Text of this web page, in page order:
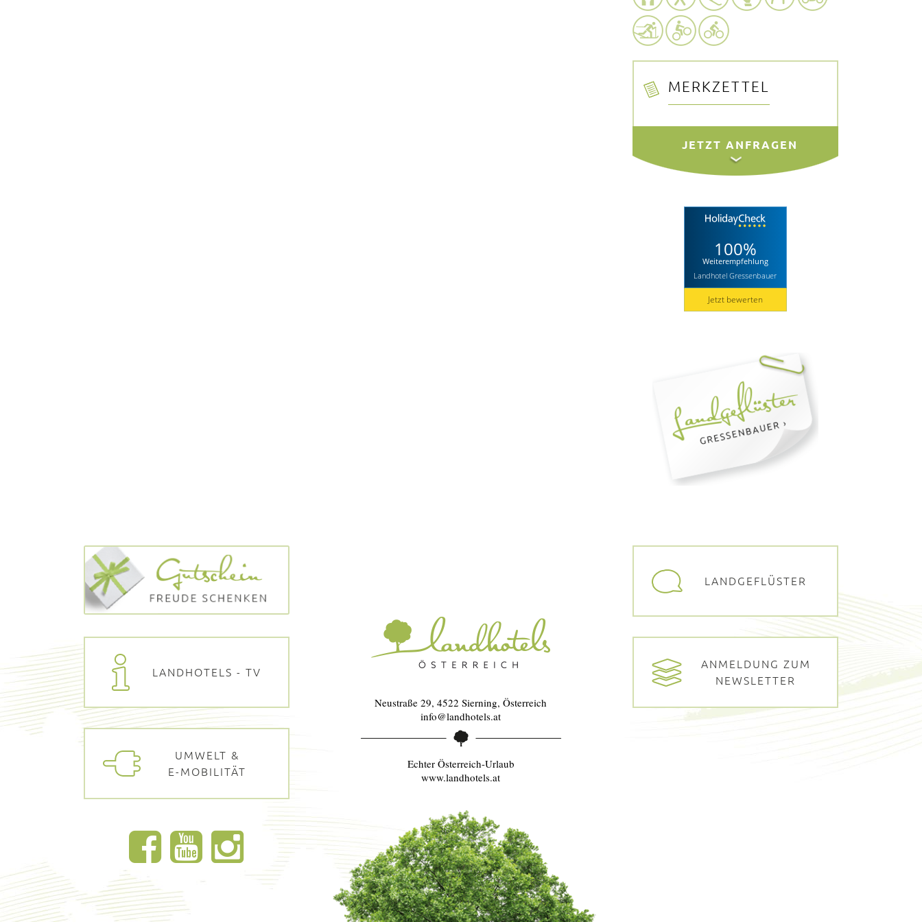
MERKZETTEL
100%
Weiterempfehlung
Landhotel Gressenbauer
Jetzt bewerten
LANDHOTELS - TV
UMWELT &
E-MOBILITÄT
Neustraße 29, 4522 Sierning, Österreich
info@landhotels.at
Echter Österreich-Urlaub
www.landhotels.at
LANDGEFLÜSTER
ANMELDUNG ZUM
NEWSLETTER